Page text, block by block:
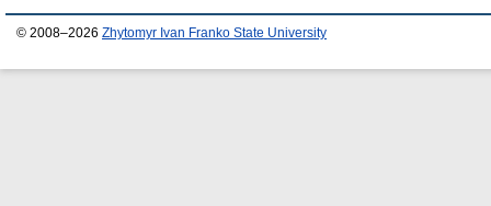
© 2008–2026 Zhytomyr Ivan Franko State University